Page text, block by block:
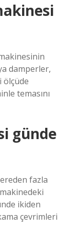
damperler,
temasını
günde
fazla
ikiden
çevrimleri